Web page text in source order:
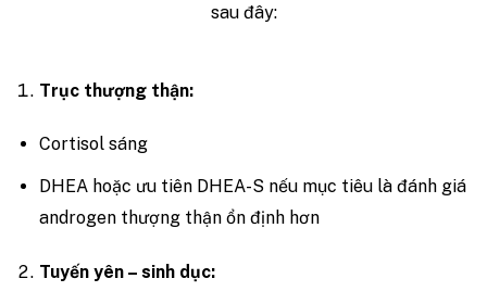
sau đây:
Trục thượng thận:
Cortisol sáng
DHEA hoặc ưu tiên DHEA-S nếu mục tiêu là đánh giá
androgen thượng thận ổn định hơn
Tuyến yên – sinh dục: